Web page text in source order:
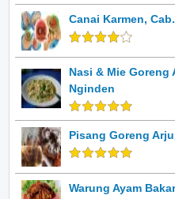
Canai Karmen,
Nasi & Mie Goreng
Nginden
Pisang Goreng
Warung Ayam